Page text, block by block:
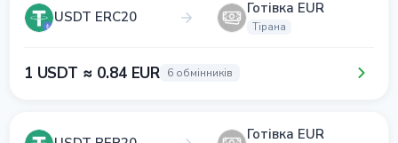
USDT ERC20 Готівка EUR
Тірана
1 USDT ≈ 0.84 EUR 6 обмінників
Готівка EUR